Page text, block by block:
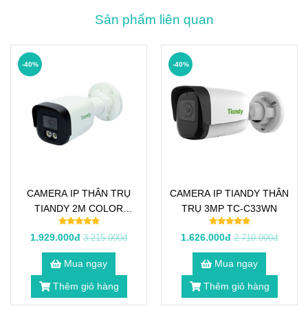
Sản phẩm liên quan
CAMERA IP THÂN TRỤ
TIANDY 2M COLOR
MAKER TC-C32WP
1.929.000đ 3.215.000đ
-40%
Mua ngay
Thêm giỏ hàng
CAMERA IP TIANDY THÂN
TRỤ 3MP TC-C33WN
1.626.000đ 2.710.000đ
-40%
Mua ngay
Thêm giỏ hàng